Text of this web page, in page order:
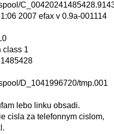
2007 efax v 0.9a-001114
class 1
D_1041996720/tmp.001
lebo linku obsadi.
cisla za telefonnym cislom,